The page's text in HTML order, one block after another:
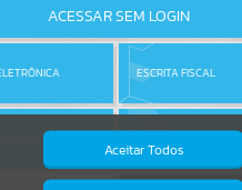
ACESSAR SEM LOGIN
ESCRITA FISCAL
Aceitar Todos